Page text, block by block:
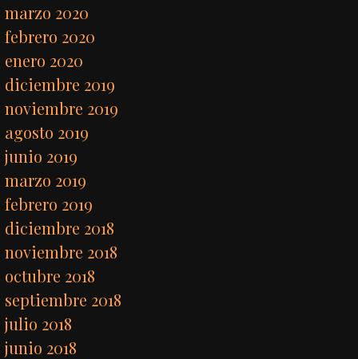
marzo 2020
febrero 2020
enero 2020
diciembre 2019
noviembre 2019
agosto 2019
junio 2019
marzo 2019
febrero 2019
diciembre 2018
noviembre 2018
octubre 2018
septiembre 2018
julio 2018
junio 2018